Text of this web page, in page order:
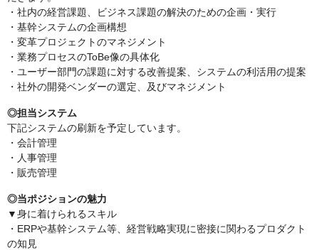
・社内の経営課題、ビジネス課題の解決のための企画・実行
・基幹システムの企画構想
・変革プロジェクトのマネジメント
・業務プロセスのToBe像の具体化
・ユーザー部門の課題に対する改善提案、システムの利活用の提案
・社外の開発ベンダーの選定、及びマネジメント
◎担当システム
下記システムの刷新を予定しています。
・会計管理
・人事管理
・販売管理
◎当ポジションの魅力
▼身に着けられるスキル
・ERPや基幹システム等、経営戦略実現に密接に関わるプロダクト
の知見